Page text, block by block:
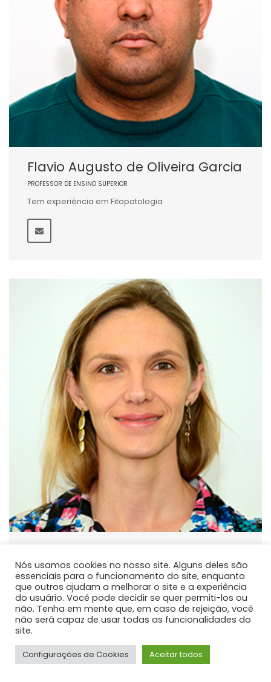
Flavio Augusto de Oliveira Garcia
PROFESSOR DE ENSINO SUPERIOR
Tem experiência em Fitopatologia
Guimaraes
PROFESSOR DE ENSINO SUPERIOR
Atua principalmente nas seguintes linhas de pesquisa:
Modelagem do Crescimento e da Produção e Manejo
Florestal.
Nós usamos cookies no nosso site. Alguns deles são
essenciais para o funcionamento do site, enquanto
que outros ajudam a melhorar o site e a experiência
do usuário. Você pode decidir se quer permiti-los ou
não. Tenha em mente que, em caso de rejeição, você
não será capaz de usar todas as funcionalidades do
site.
Configurações de Cookies Aceitar todos